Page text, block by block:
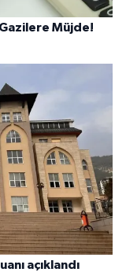
Müjde!
açıklandı